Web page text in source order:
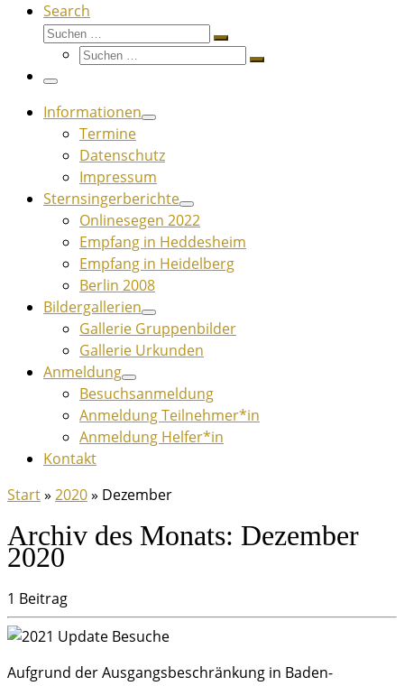
Search
Suche
Suchen …
Suche
Suchen …
Menü
Informationen
Termine
Datenschutz
Impressum
Sternsingerberichte
Onlinesegen 2022
Empfang in Heddesheim
Empfang in Heidelberg
Berlin 2008
Bildergallerien
Gallerie Gruppenbilder
Gallerie Urkunden
Anmeldung
Besuchsanmeldung
Anmeldung Teilnehmer*in
Anmeldung Helfer*in
Kontakt
Start» 2020» Dezember
Archiv des Monats: Dezember
2020
1 Beitrag
Aufgrund der Ausgangsbeschränkung in Baden-